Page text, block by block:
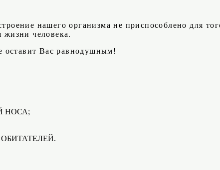
нашего организма не приспособлено для
жизни человека.
оставит Вас равнодушным!
НОСА;